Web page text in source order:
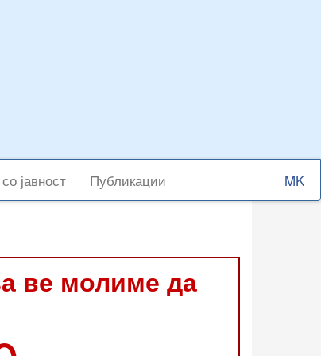
јавност Публикации
Select
your
ве молиме да